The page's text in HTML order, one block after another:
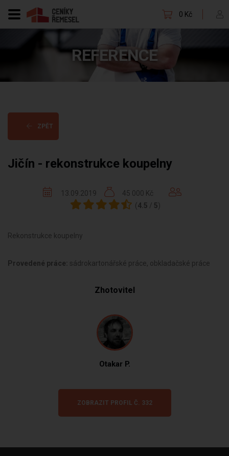
0 Kč
REFERENCE
ZPĚT
Jičín - rekonstrukce koupelny
13.09.2019
45 000 Kč
( 4.5 / 5)
Rekonstrukce koupelny
Provedené práce: sádrokartonářské práce, obkladačské práce
Zhotovitel
Otakar P.
ZOBRAZIT PROFIL Č. 332